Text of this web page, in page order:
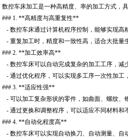
数控车床加工是一种高精度、率的加工方式，
### 1. **高精度与高重复性**
- 数控车床通过计算机程序控制，能够实现高
- 重复加工时，精度和一致性高，适合大批量
### 2. **加工效率高**
- 数控车床可以自动完成复杂的加工工序，减
- 通过优化程序，可以实现多工序一次性加工
### 3. **适应性强**
- 可以加工复杂形状的零件，如曲面、螺纹、
- 通过更换和调整程序，可以适应不同材料和
### 4. **自动化程度高**
- 数控车床可以实现自动换刀、自动测量、自